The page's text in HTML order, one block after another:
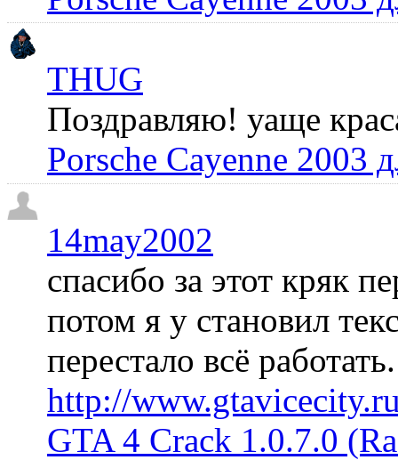
THUG
Поздравляю! уаще
Porsche Cayenne 2003
14may2002
спасибо за этот кряк
потом я у становил
перестало всё
http://
GTA 4 Crack 1.0.7.0